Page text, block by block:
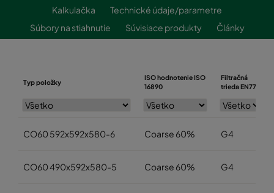
Kalkulačka
Technické údaje/parametre
Súbory na stiahnutie
Súvisiace produkty Články
Typ položky
ISO hodnotenie ISO
16890
Filtračná
trieda EN779
CO60 592x592x580-6 Coarse 60% G4
CO60 490x592x580-5 Coarse 60% G4